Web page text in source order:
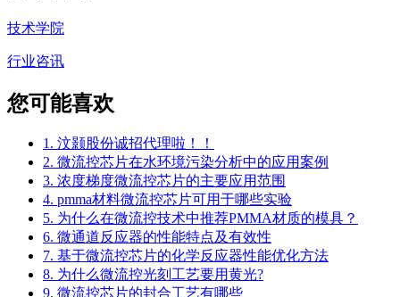
技术学院
行业咨讯
您可能喜欢
1. 汶颢股份诚招代理啦！！
2. 微流控芯片在水环境污染分析中的应用案例
3. 浓度梯度微流控芯片的主要应用范围
4. pmma材料微流控芯片可用于哪些实验
5. 为什么在微流控技术中推荐PMMA材质的模具？
6. 微通道反应器的性能特点及有效性
7. 基于微流控芯片的化学反应器性能优化方法
8. 为什么微流控光刻工艺要用黄光?
9. 微流控芯片的封合工艺有哪些